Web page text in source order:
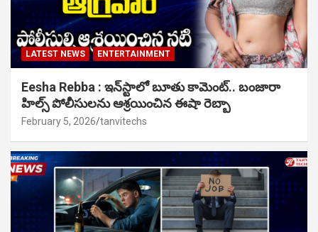
LATEST NEWS ENTERTAINMENT
Eesha Rebba : ఇన్‌స్టాలో బూతు కామెంట్.. బంజారా
హిల్స్ పోలీసులను ఆశ్రయించిన ఈషా రెబ్బా
February 5, 2026 tanvitechs